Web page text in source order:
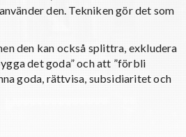
den. Tekniken gör det som
den kan också splittra, exkludera
det goda” och att ”förbli
goda, rättvisa, subsidiaritet och